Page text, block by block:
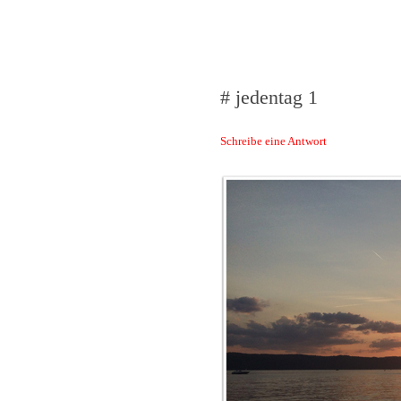
Das Neuste von
# jedentag 1
Schreibe eine Antwort